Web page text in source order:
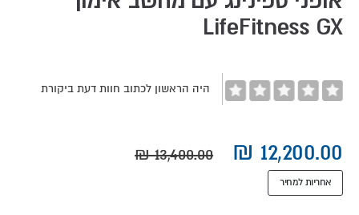
beginning
of
LifeFitness GX
היה הראשון לכתוב חוות דעת ביקורת
אחריות למחיר